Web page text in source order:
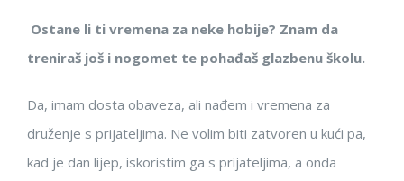
Ostane li ti vremena za neke hobije? Znam da
treniraš još i nogomet te pohađaš glazbenu školu.
Da, imam dosta obaveza, ali nađem i vremena za
druženje s prijateljima. Ne volim biti zatvoren u kući pa,
kad je dan lijep, iskoristim ga s prijateljima, a onda